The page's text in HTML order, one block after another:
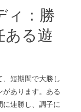
ィ：勝
ある遊
短期間で大勝し
あります。ある
に連勝し、調子に